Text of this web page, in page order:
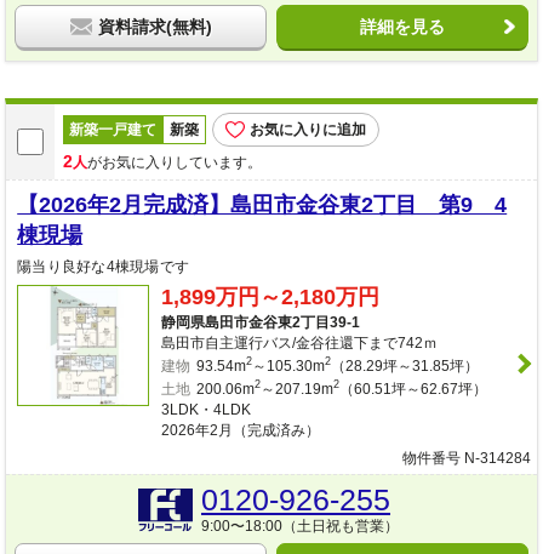
資料請求(無料) 詳細を見る
新築一戸建て 新築 お気に入りに追加
2人がお気に入りしています。
【2026年2月完成済】島田市金谷東2丁目 第9 4
棟現場
陽当り良好な4棟現場です
1,899万円～2,180万円
静岡県島田市金谷東2丁目39-1
島田市自主運行バス/金谷往還下まで742ｍ
建物 93.54m2～105.30m2（28.29坪～31.85坪）
土地 200.06m2～207.19m2（60.51坪～62.67坪）
3LDK・4LDK
2026年2月（完成済み）
物件番号 N-314284
0120-926-255
9:00〜18:00（土日祝も営業）